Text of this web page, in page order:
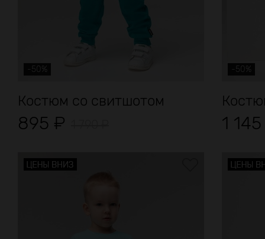
-50%
Костюм со свитшотом
895 ₽
-50%
1